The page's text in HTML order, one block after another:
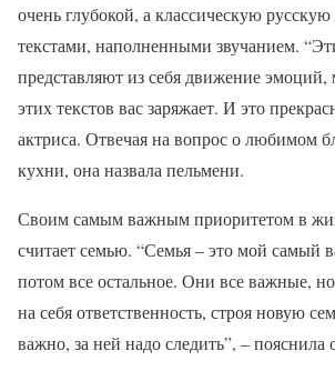
очень глубокой, а классическую русскую
текстами, наполненными звучанием.
представляют из себя движение эмоций,
этих текстов вас заряжает. И это
актриса. Отвечая на вопрос о любимом
кухни, она назвала пельмени.
Своим самым важным приоритетом в
считает семью. “Семья – это мой самый
потом все остальное. Они все важные,
на себя ответственность, строя новую
важно, за ней надо следить”, – пояснила